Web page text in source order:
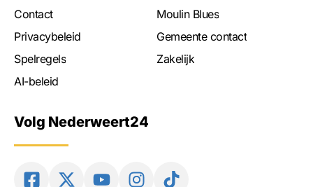
Contact
Privacybeleid
Spelregels
AI-beleid
Moulin Blues
Gemeente contact
Zakelijk
Volg Nederweert24